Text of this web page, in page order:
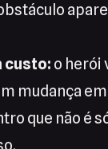
custo: o herói
mudança
que não é